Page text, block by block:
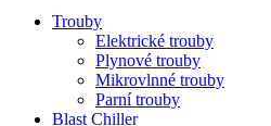
Trouby
Elektrické trouby
Plynové trouby
Mikrovlnné trouby
Parní trouby
Blast Chiller